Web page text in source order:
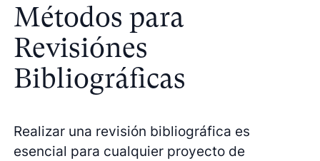
Métodos para
Revisiónes
Bibliográficas
Realizar una revisión bibliográfica es
esencial para cualquier proyecto de